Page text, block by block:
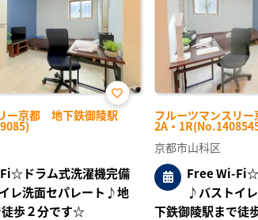
ー京都 地下鉄御陵駅
お気
に入
ドラム式洗濯機完備
レ洗面セパレート♪地
歩２分です☆
フルーツマンスリ
2A・
京都市山科区
Free Wi-Fi☆
♪バストイ
下鉄御陵駅まで徒